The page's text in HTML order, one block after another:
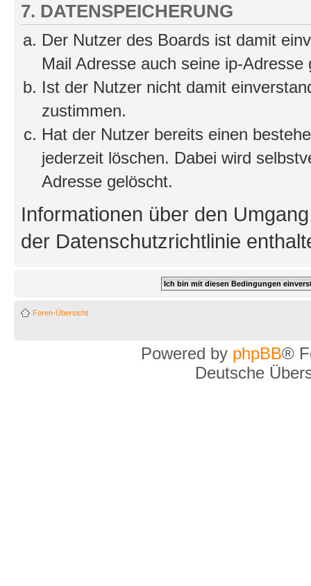
7. DATENSPEICHERUNG
Der Nutzer des Boards ist damit
Mail Adresse auch seine ip-Adresse
Ist der Nutzer nicht damit
zustimmen.
Hat der Nutzer bereits einen
jederzeit löschen. Dabei wird
Adresse gelöscht.
Informationen über den
der Datenschutzrichtlinie
Foren-Übersicht
Powered by phpBB®
Deutsche